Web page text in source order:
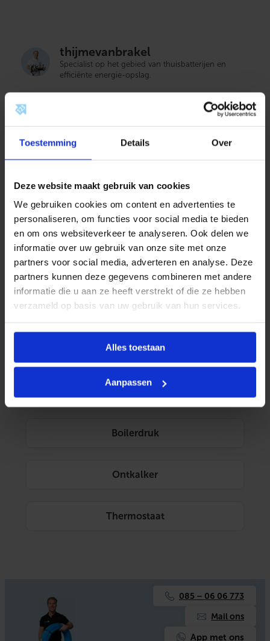
Toestemming Details Over
Deze website maakt gebruik van cookies
We gebruiken cookies om content en advertenties te
personaliseren, om functies voor social media te bieden
en om ons websiteverkeer te analyseren. Ook delen we
informatie over uw gebruik van onze site met onze
partners voor social media, adverteren en analyse. Deze
partners kunnen deze gegevens combineren met andere
informatie die u aan ze heeft verstrekt of die ze hebben
verzameld op basis van uw gebruik van hun services.
Alles toestaan
Aanpassen
thijmevanbrakel
Specialist op het gebied van thuisbatterijen en
efficiënte energie-opslag.
Meer termen binnen Boilers
Boilerbeveiliging
Boilerdruk
Buffervat
Tapwater
Thermostatische mengkraan
Warmtepompboiler
Boilerdruk
Ontkalker
Thermostaat
085 – 06 06 773
Mail ons
App met ons